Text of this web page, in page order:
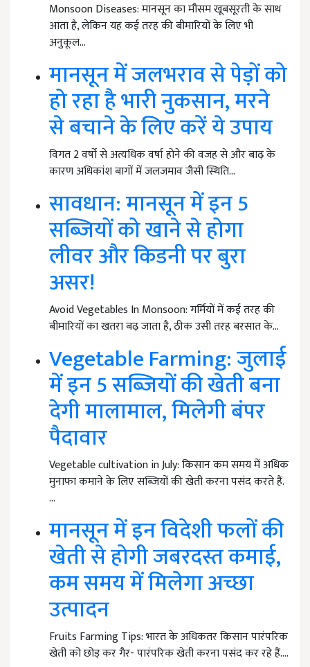
Monsoon Diseases: मानसून का मौसम खूबसूरती के साथ
आता है, लेकिन यह कई तरह की बीमारियों के लिए भी
अनुकूल…
मानसून में जलभराव से पेड़ों को
हो रहा है भारी नुकसान, मरने
से बचाने के लिए करें ये उपाय
विगत 2 वर्षो से अत्यधिक वर्षा होने की वजह से और बाढ़ के
कारण अधिकांश बागों में जलजमाव जैसी स्थिति…
सावधान: मानसून में इन 5
सब्जियों को खाने से होगा
लीवर और किडनी पर बुरा
असर!
Avoid Vegetables In Monsoon: गर्मियों में कई तरह की
बीमारियों का खतरा बढ़ जाता है, ठीक उसी तरह बरसात के…
Vegetable Farming: जुलाई
में इन 5 सब्जियों की खेती बना
देगी मालामाल, मिलेगी बंपर
पैदावार
Vegetable cultivation in July: किसान कम समय में अधिक
मुनाफा कमाने के लिए सब्जियों की खेती करना पसंद करते हैं.
…
मानसून में इन विदेशी फलों की
खेती से होगी जबरदस्त कमाई,
कम समय में मिलेगा अच्छा
उत्पादन
Fruits Farming Tips: भारत के अधिकतर किसान पारंपरिक
खेती को छोड़ कर गैर- पारंपरिक खेती करना पसंद कर रहे हैं.…